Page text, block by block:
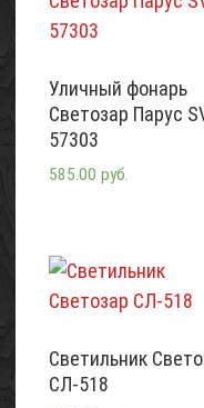
Уличный фонарь
Светозар Парус
57303
585.00 руб.
Светильник
СЛ-518